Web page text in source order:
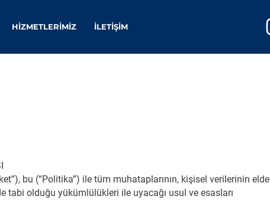
HİZMETLERİMİZ İLETİŞİM
bu (“Politika”) ile tüm muhataplarının, kişisel verilerinin elde
olduğu yükümlülükleri ile uyacağı usul ve esasları